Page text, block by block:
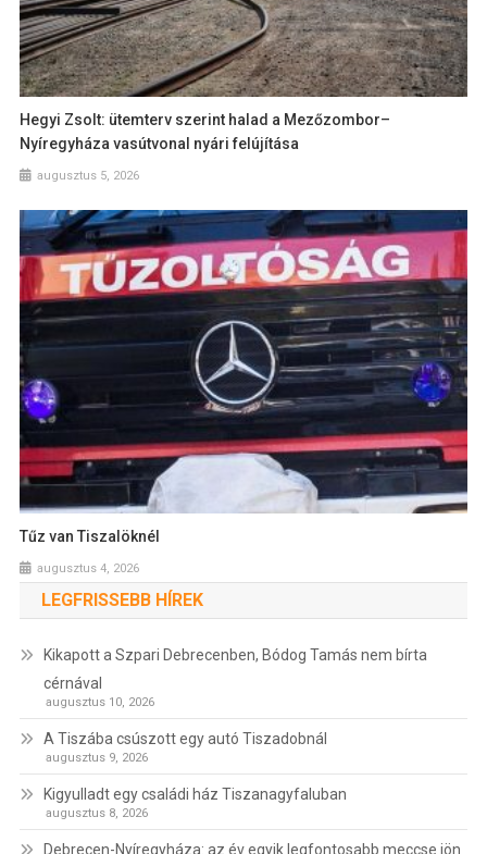
Hegyi Zsolt: ütemterv szerint halad a Mezőzombor–
Nyíregyháza vasútvonal nyári felújítása
augusztus 5, 2026
Tűz van Tiszalöknél
augusztus 4, 2026
LEGFRISSEBB HÍREK
Kikapott a Szpari Debrecenben, Bódog Tamás nem bírta
cérnával
augusztus 10, 2026
A Tiszába csúszott egy autó Tiszadobnál
augusztus 9, 2026
Kigyulladt egy családi ház Tiszanagyfaluban
augusztus 8, 2026
Debrecen-Nyíregyháza: az év egyik legfontosabb meccse jön